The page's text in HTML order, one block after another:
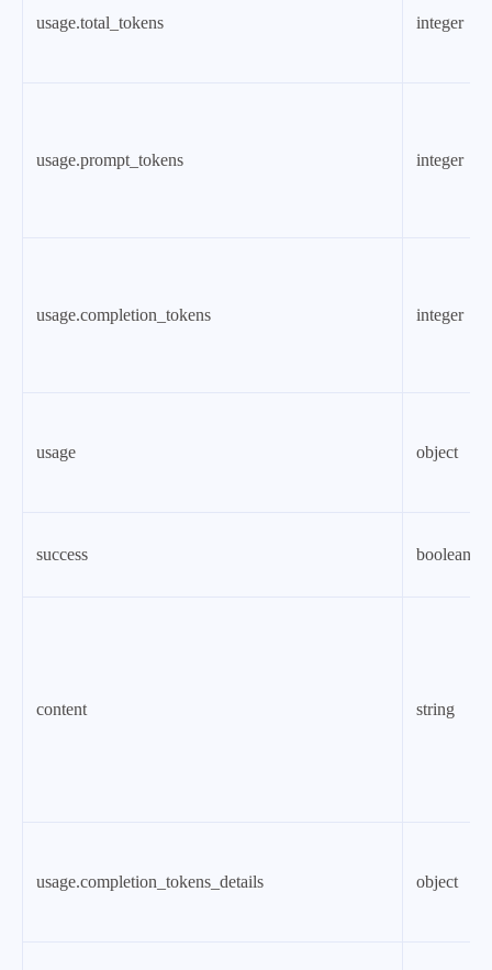
usage.total_tokens integer
usage.prompt_tokens integer
usage.completion_tokens integer
usage object
success boolean
content string
usage.completion_tokens_details object